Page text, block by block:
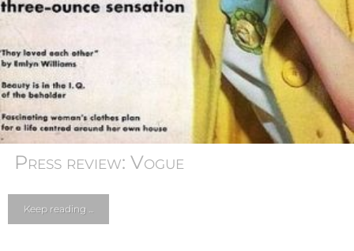
Press review: Vogue
Keep reading ...